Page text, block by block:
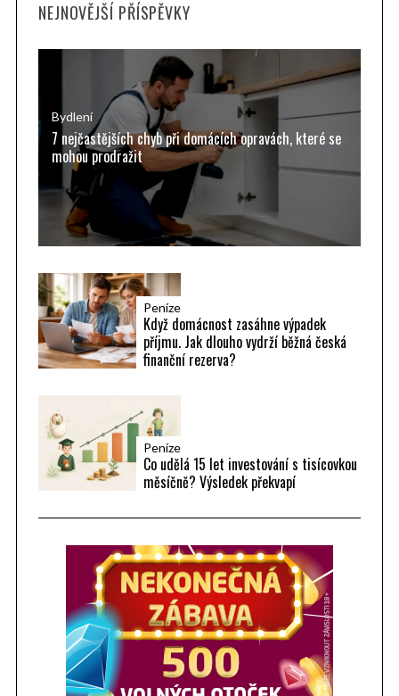
c
NEJNOVĚJŠÍ PŘÍSPĚVKY
Bydlení
7 nejčastějších chyb při domácích opravách, které se
mohou prodražit
Peníze
Když domácnost zasáhne výpadek
příjmu. Jak dlouho vydrží běžná česká
finanční rezerva?
Peníze
Co udělá 15 let investování s tisícovkou
měsíčně? Výsledek překvapí